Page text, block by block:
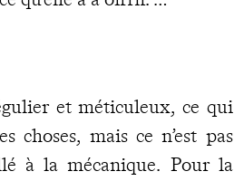
et méticuleux, ce qui
choses, mais ce n’est pas
à la mécanique. Pour la